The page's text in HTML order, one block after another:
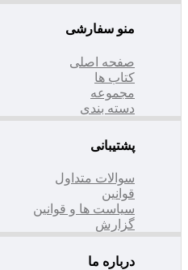
منو سفارشی
صفحه اصلی
کتاب ها
مجموعه
دسته بندی
پشتیبانی
سوالات متداول
قوانین
سیاست ها و قوانین
گزارش
درباره ما